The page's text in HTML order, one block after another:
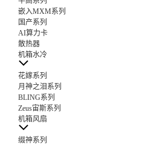
嵌入MXM系列
国产系列
AI算力卡
散热器
机箱水冷
花嫁系列
月神之泪系列
BLING系列
Zeus宙斯系列
机箱风扇
缀神系列